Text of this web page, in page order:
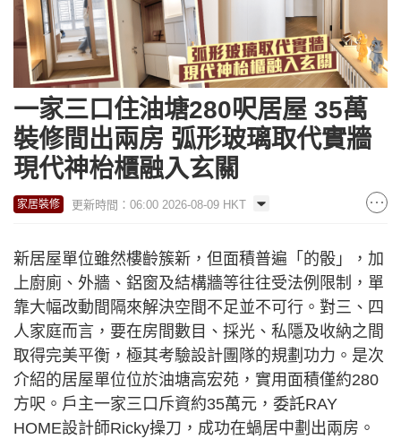
一家三口住油塘280呎居屋 35萬
裝修間出兩房 弧形玻璃取代實牆
現代神枱櫃融入玄關
家居裝修 更新時間：06:00 2026-08-09 HKT
新居屋單位雖然樓齡簇新，但面積普遍「的骰」，加
上廚廁、外牆、鋁窗及結構牆等往往受法例限制，單
靠大幅改動間隔來解決空間不足並不可行。對三、四
人家庭而言，要在房間數目、採光、私隱及收納之間
取得完美平衡，極其考驗設計團隊的規劃功力。是次
介紹的居屋單位位於油塘高宏苑，實用面積僅約280
方呎。戶主一家三口斥資約35萬元，委託RAY
HOME設計師Ricky操刀，成功在蝸居中劃出兩房。